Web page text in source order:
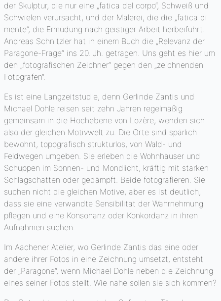
der Skulptur, die nur eine „fatica del corpo“, Schweiß und
Schwielen verursacht, und der Malerei, die die „fatica di
mente“, die Ermüdung nach geistiger Arbeit herbeiführt.
Andreas Schnitzler hat in einem Buch die „Relevanz der
Paragone-Frage“ ins 20. Jh. getragen. Uns geht es hier um
den „fotografischen Zeichner“ gegen den „zeichnenden
Fotografen“.
Es ist eine Langzeitstudie, denn Gerlinde Zantis und
Michael Dohle reisen seit zehn Jahren regelmäßig
gemeinsam in die Hochebene von Lozère, wenden sich
also der gleichen Motivwelt zu. Die Orte sind spärlich
bewohnt, topografisch strukturlos, von Wald- und
Feldwegen umgeben. Sie erleben die Wohnhäuser und
Schuppen im Sonnen- und Mondlicht, kräftig mit starken
Schlagschatten oder gedämpft. Beide fotografieren. Sie
suchen nicht die gleichen Motive, aber es ist deutlich,
dass sie eine verwandte Sensibilität der Wahrnehmung
pflegen und eine Konsonanz oder Konkordanz in ihren
Aufnahmen suchen.
Im Aachener Atelier, wo Gerlinde Zantis das eine oder
andere ihrer Fotos in eine Zeichnung umsetzt, entsteht
der „Paragone“, wenn Michael Dohle neben die Zeichnung
eines seiner Fotos stellt. Wie nahe sollen sie sich kommen?